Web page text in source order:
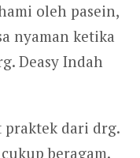
oleh pasein,
nyaman ketika
Deasy Indah
dari drg.
beragam.